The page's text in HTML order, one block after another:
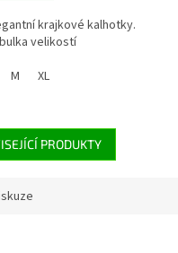
krajkové kalhotky.
velikostí
M XL
PRODUKTY